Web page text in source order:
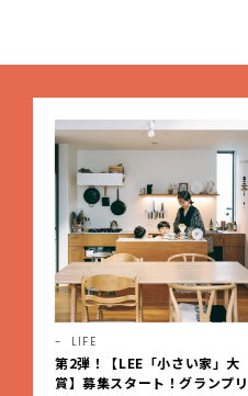
LIFE
第2弾！【LEE「小さい家」大
賞】募集スタート！グランプリ